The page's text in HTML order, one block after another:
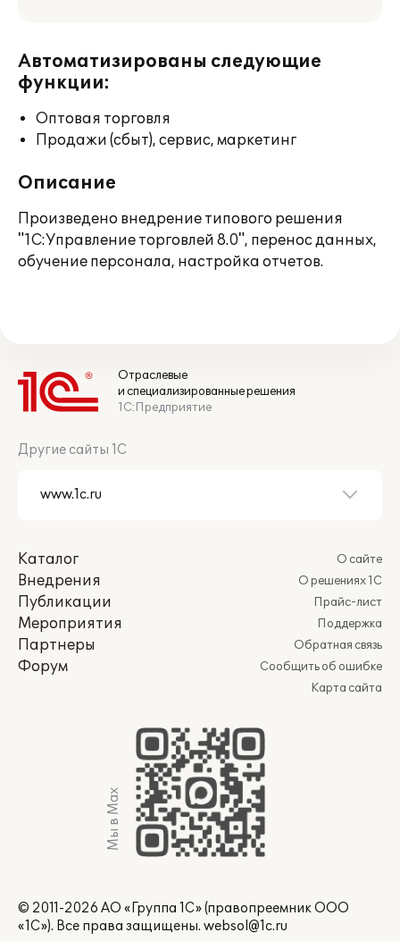
Автоматизированы следующие
функции:
Оптовая торговля
Продажи (сбыт), сервис, маркетинг
Описание
Произведено внедрение типового решения
"1С:Управление торговлей 8.0", перенос данных,
обучение персонала, настройка отчетов.
Отраслевые
и специализированные решения
1С:Предприятие
Другие сайты 1С
Каталог
Внедрения
Публикации
Мероприятия
Партнеры
Форум
О сайте
О решениях 1С
Прайс-лист
Поддержка
Обратная связь
Сообщить об ошибке
Карта сайта
Мы в Max
© 2011-2026 АО «Группа 1С» (правопреемник ООО
«1С»). Все права защищены. websol@1c.ru